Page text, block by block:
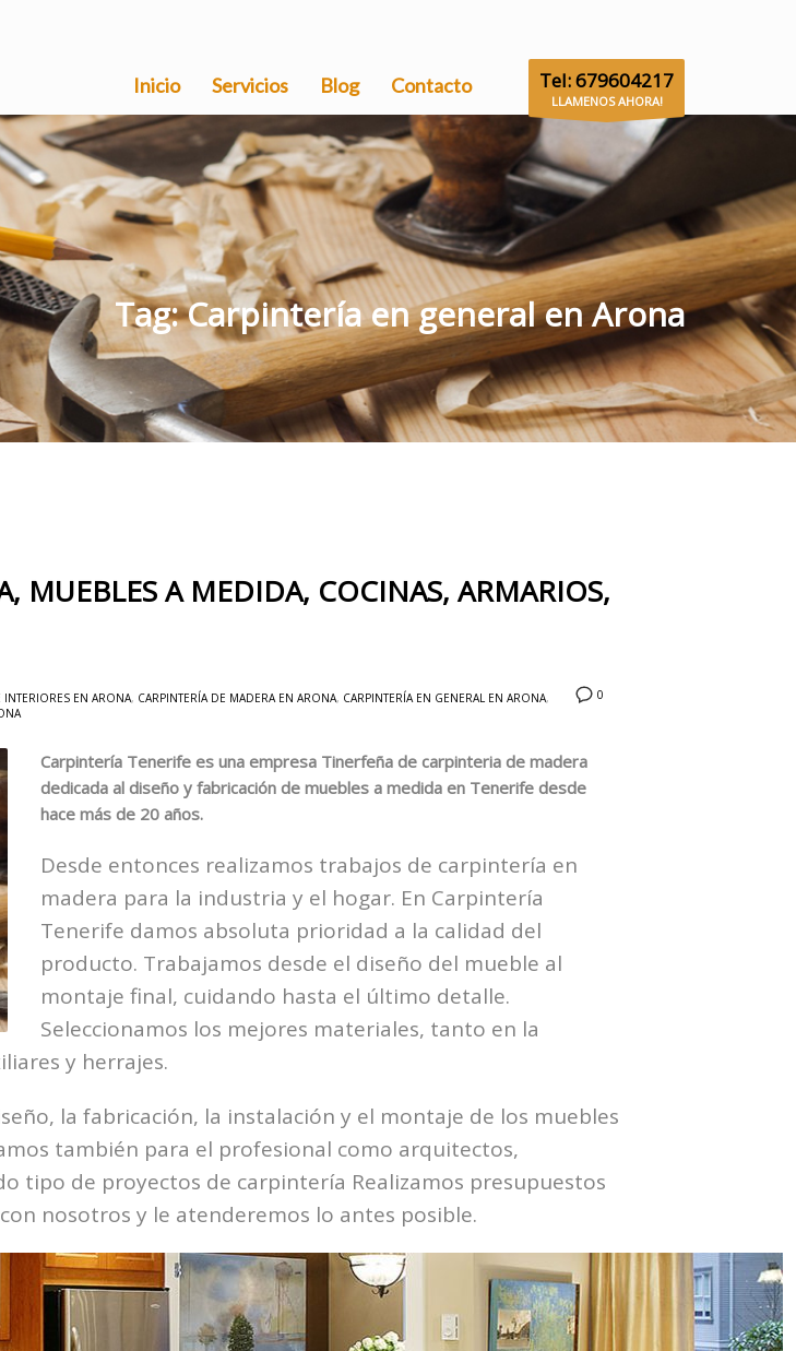
Inicio Servicios Blog Contacto Tel: 679604217
LLAMENOS AHORA!
Tag: Carpintería en general en Arona
MUEBLES A MEDIDA, COCINAS, ARMARIOS,
0
INTERIORES EN ARONA, CARPINTERÍA DE MADERA EN ARONA, CARPINTERÍA EN GENERAL EN ARONA,
Carpintería Tenerife es una empresa Tinerfeña de carpinteria de madera
dedicada al diseño y fabricación de muebles a medida en Tenerife desde
hace más de 20 años.
Desde entonces realizamos trabajos de carpintería en
madera para la industria y el hogar. En Carpintería
Tenerife damos absoluta prioridad a la calidad del
producto. Trabajamos desde el diseño del mueble al
montaje final, cuidando hasta el último detalle.
Seleccionamos los mejores materiales, tanto en la
y herrajes.
la fabricación, la instalación y el montaje de los muebles
también para el profesional como arquitectos,
tipo de proyectos de carpintería Realizamos presupuestos
nosotros y le atenderemos lo antes posible.